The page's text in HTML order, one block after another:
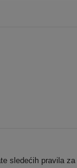
sledećih pravila